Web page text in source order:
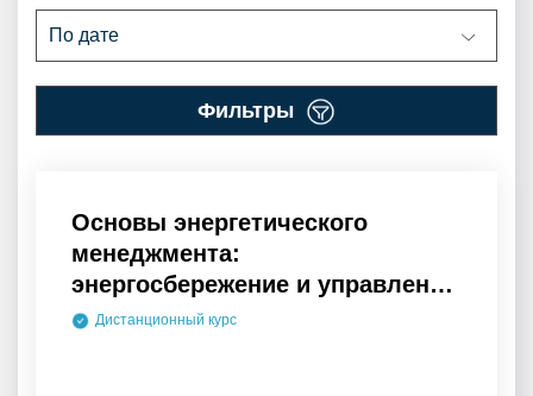
По дате
фильтры
Основы энергетического
менеджмента:
энергосбережение и управление
энергоэффективностью
Дистанционный курс